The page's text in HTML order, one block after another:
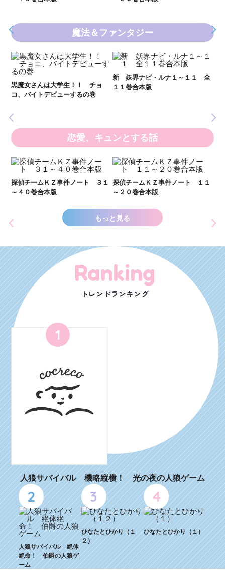
魔法＆ファンタジー
黒魔女さんは大学生！！ チョ
コ、バイトデビューするの巻
新 妖界ナビ・ルナ１～１１ 全
１１巻合本版
恋愛、キュンとする話
探偵チームＫＺ事件ノート ３１
～４０巻合本版
探偵チームＫＺ事件ノート １１
～２０巻合本版
もっと見る
Ranking
トレンドランキング
1
人狼サバイバル 機略縦横！ 光の夜の人狼ゲーム
2
人狼サバイバル 絶体
絶命！ 伯爵の人狼ゲ
ーム
3
ひなたとひかり（１
２）
4
ひなたとひかり（１）